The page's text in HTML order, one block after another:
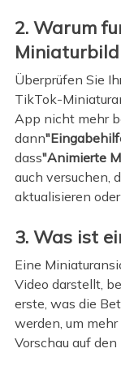
2. Warum
Überprüfen Sie
TikTok-
App nicht mehr
dann
dass"Animierte
auch versuchen,
aktualisieren
3. Was ist
Eine
Video darstellt,
erste, was die
werden, um
Vorschau auf